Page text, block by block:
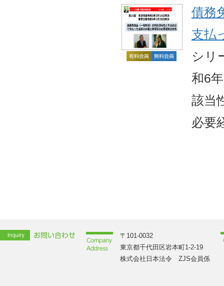
債務
支払
シリ
和6
該当
必要
〒101-0032
東京都千代田区岩本町1-2-19
株式会社日本法令 ZJS会員係